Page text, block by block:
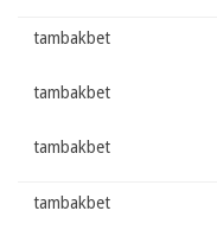
tambakbet
tambakbet
tambakbet
tambakbet